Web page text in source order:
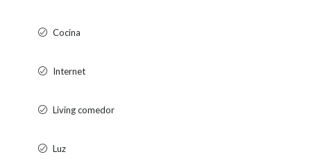
Cocina
Internet
Living comedor
Luz